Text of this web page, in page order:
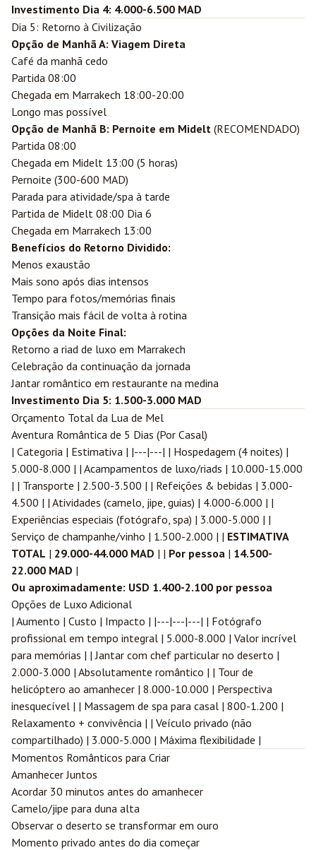
Investimento Dia 4: 4.000-6.500 MAD
Dia 5: Retorno à Civilização
Opção de Manhã A: Viagem Direta
Café da manhã cedo
Partida 08:00
Chegada em Marrakech 18:00-20:00
Longo mas possível
Opção de Manhã B: Pernoite em Midelt (RECOMENDADO)
Partida 08:00
Chegada em Midelt 13:00 (5 horas)
Pernoite (300-600 MAD)
Parada para atividade/spa à tarde
Partida de Midelt 08:00 Dia 6
Chegada em Marrakech 13:00
Benefícios do Retorno Dividido:
Menos exaustão
Mais sono após dias intensos
Tempo para fotos/memórias finais
Transição mais fácil de volta à rotina
Opções da Noite Final:
Retorno a riad de luxo em Marrakech
Celebração da continuação da jornada
Jantar romântico em restaurante na medina
Investimento Dia 5: 1.500-3.000 MAD
Orçamento Total da Lua de Mel
Aventura Romântica de 5 Dias (Por Casal)
| Categoria | Estimativa | |---|---| | Hospedagem (4 noites) |
5.000-8.000 | | Acampamentos de luxo/riads | 10.000-15.000
| | Transporte | 2.500-3.500 | | Refeições & bebidas | 3.000-
4.500 | | Atividades (camelo, jipe, guias) | 4.000-6.000 | |
Experiências especiais (fotógrafo, spa) | 3.000-5.000 | |
Serviço de champanhe/vinho | 1.500-2.000 | | ESTIMATIVA
TOTAL | 29.000-44.000 MAD | | Por pessoa | 14.500-
22.000 MAD |
Ou aproximadamente: USD 1.400-2.100 por pessoa
Opções de Luxo Adicional
| Aumento | Custo | Impacto | |---|---|---| | Fotógrafo
profissional em tempo integral | 5.000-8.000 | Valor incrível
para memórias | | Jantar com chef particular no deserto |
2.000-3.000 | Absolutamente romântico | | Tour de
helicóptero ao amanhecer | 8.000-10.000 | Perspectiva
inesquecível | | Massagem de spa para casal | 800-1.200 |
Relaxamento + convivência | | Veículo privado (não
compartilhado) | 3.000-5.000 | Máxima flexibilidade |
Momentos Românticos para Criar
Amanhecer Juntos
Acordar 30 minutos antes do amanhecer
Camelo/jipe para duna alta
Observar o deserto se transformar em ouro
Momento privado antes do dia começar